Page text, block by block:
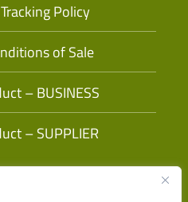
Policy
of Sale
– BUSINESS
– SUPPLIER